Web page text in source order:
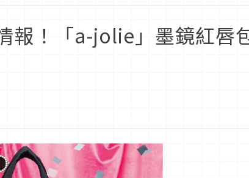
報！「a-jolie」墨鏡紅唇